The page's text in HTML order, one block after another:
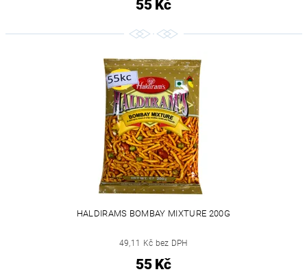
55 Kč
HALDIRAMS BOMBAY MIXTURE 200G
49,11 Kč bez DPH
55 Kč